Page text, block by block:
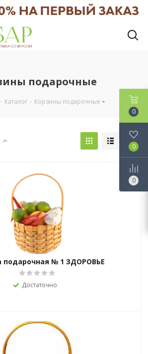
подарочные
- Каталог - Корзины подарочные
подарочная № 1 ЗДОРОВЬЕ
Достаточно
0
0
0